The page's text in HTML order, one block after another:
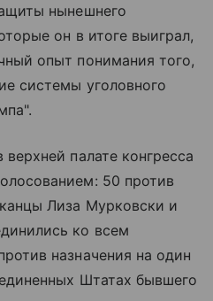
нынешнего
он в итоге выиграл,
опыт понимания того,
системы уголовного
палате конгресса
50 против
Лиза Мурковски и
ко всем
назначения на один
Штатах бывшего